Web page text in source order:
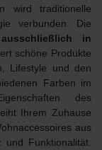
wird traditionelle
verbunden. Die
in
schöne Produkte
Lifestyle und den
Farben im
des
Ihrem Zuhause
aus
Funktionalität.